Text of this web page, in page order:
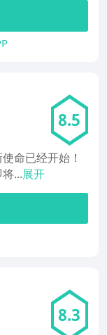
8.5
命已经开始！
...展开
8.3